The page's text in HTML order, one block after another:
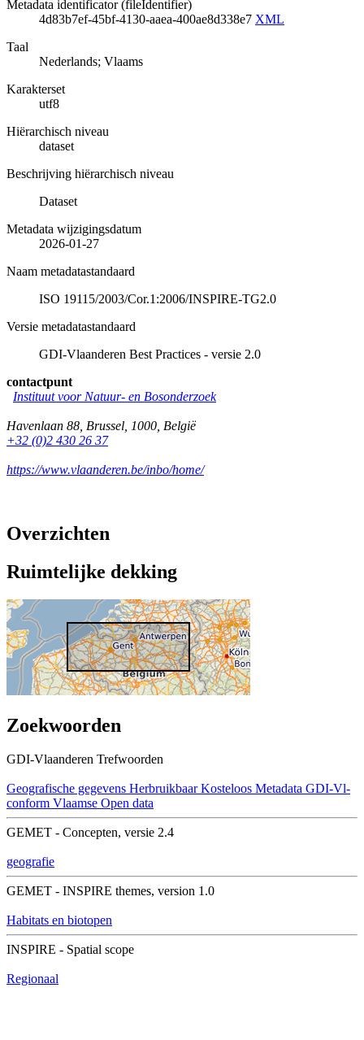
Metadata identificator (fileIdentifier)
4d83b7ef-45bf-4130-aaea-400ae8d338e7 XML
Taal
Nederlands; Vlaams
Karakterset
utf8
Hiërarchisch niveau
dataset
Beschrijving hiërarchisch niveau
Dataset
Metadata wijzigingsdatum
2026-01-27
Naam metadatastandaard
ISO 19115/2003/Cor.1:2006/INSPIRE-TG2.0
Versie metadatastandaard
GDI-Vlaanderen Best Practices - versie 2.0
contactpunt
Instituut voor Natuur- en Bosonderzoek
Havenlaan 88 Brussel 1000 België
+32 (0)2 430 26 37
https://www.vlaanderen.be/inbo/home/
Overzichten
Ruimtelijke dekking
Zoekwoorden
GDI-Vlaanderen Trefwoorden
Geografische gegevens Herbruikbaar Kosteloos Metadata GDI-Vl-
conform Vlaamse Open data
GEMET - Concepten, versie 2.4
geografie
GEMET - INSPIRE themes, version 1.0
Habitats en biotopen
INSPIRE - Spatial scope
Regionaal